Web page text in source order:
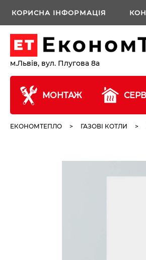
КОРИСНА ІНФОРМАЦІЯ
м.Львів, вул. Плугова 8а
МОНТАЖ
ЕКОНОМТЕПЛО > ГАЗОВІ КОТЛИ >